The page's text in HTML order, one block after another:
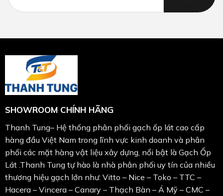
SHOWROOM CHÍNH HÃNG
Thanh Tung– Hệ thống phân phối gạch ốp lát cao cấp
hàng đầu Việt Nam trong lĩnh vực kinh doanh và phân
phối các mặt hàng vật liệu xây dựng, nổi bật là Gạch Ốp
Lát .Thanh Tung tự hào là nhà phân phối uy tín của nhiều
thương hiệu gạch lớn như: Vitto – Nice – Toko – TTC –
Hacera – Vincera – Canary – Thạch Bàn – Á Mỹ – CMC –